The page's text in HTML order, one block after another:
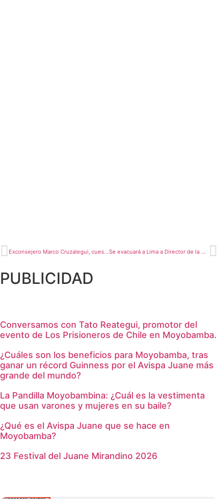
Exconsejero Marco Cruzalegui, cuestiona designación de Miguel Ocampo Guerra como nuevo Gerente del PEAM Se evacuará a Lima a Director de la OGESS Alto Mayo
PUBLICIDAD
Conversamos con Tato Reategui, promotor del
evento de Los Prisioneros de Chile en Moyobamba.
¿Cuáles son los beneficios para Moyobamba, tras
ganar un récord Guinness por el Avispa Juane más
grande del mundo?
La Pandilla Moyobambina: ¿Cuál es la vestimenta
que usan varones y mujeres en su baile?
¿Qué es el Avispa Juane que se hace en
Moyobamba?
23 Festival del Juane Mirandino 2026